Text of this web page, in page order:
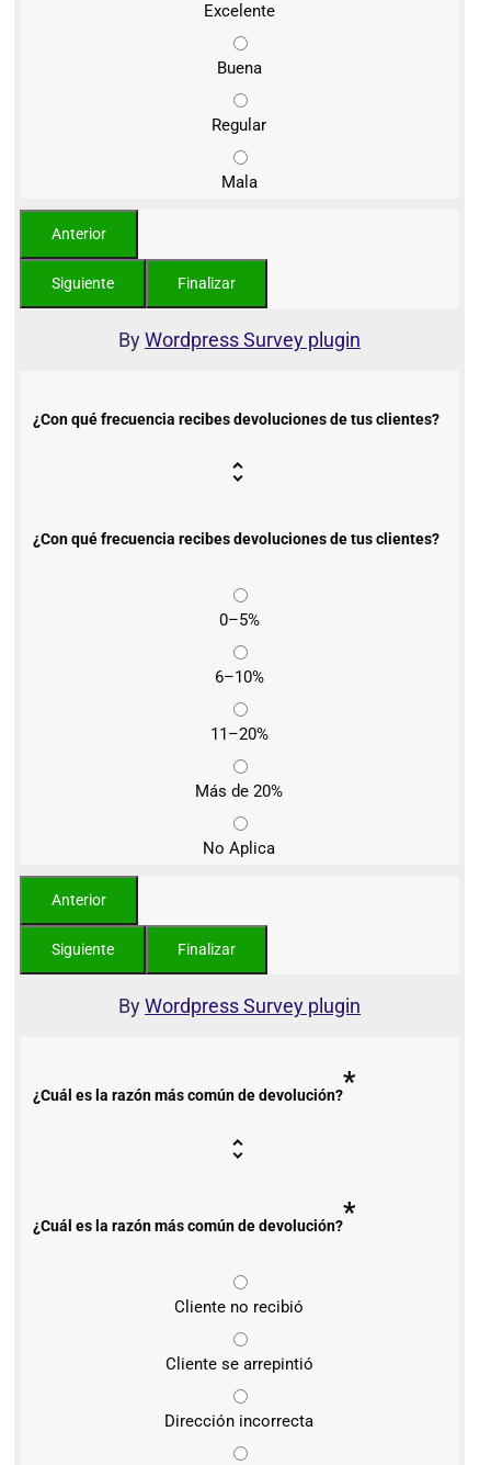
Excelente
Buena
Regular
Mala
ByWordpress Survey plugin
¿Con qué frecuencia recibes devoluciones de tus clientes?
¿Con qué frecuencia recibes devoluciones de tus clientes?
0–5%
6–10%
11–20%
Más de 20%
No Aplica
ByWordpress Survey plugin
¿Cuál es la razón más común de devolución?*
¿Cuál es la razón más común de devolución?*
Cliente no recibió
Cliente se arrepintió
Dirección incorrecta